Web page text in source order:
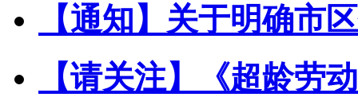
【通知】关于明确市
【请关注】《超龄劳